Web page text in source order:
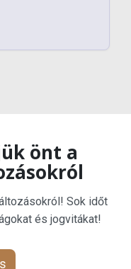
önt a
Sok időt
és jogvitákat!